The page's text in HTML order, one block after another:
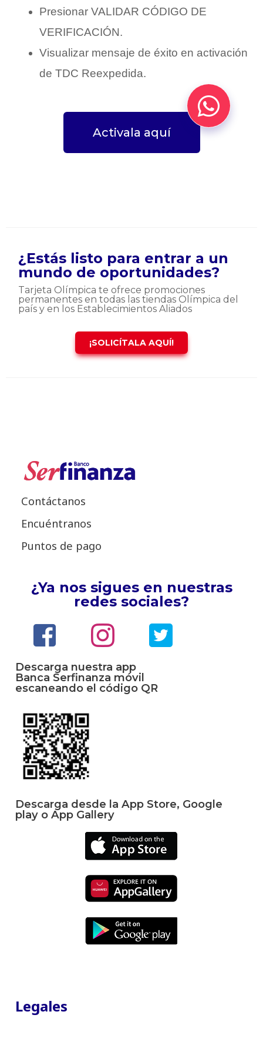
Presionar VALIDAR CÓDIGO DE
VERIFICACIÓN.
Visualizar mensaje de éxito en activación
de TDC Reexpedida.
Activala aquí
¿Estás listo para entrar a un
mundo de oportunidades?
Tarjeta Olímpica te ofrece promociones
permanentes en todas las tiendas Olímpica del
país y en los Establecimientos Aliados
¡SOLICÍTALA AQUÍ!
Contáctanos
Encuéntranos
Puntos de pago
¿Ya nos sigues en nuestras
redes sociales?
Descarga nuestra app
Banca Serfinanza móvil
escaneando el código QR
Descarga desde la App Store, Google
play o App Gallery
Legales